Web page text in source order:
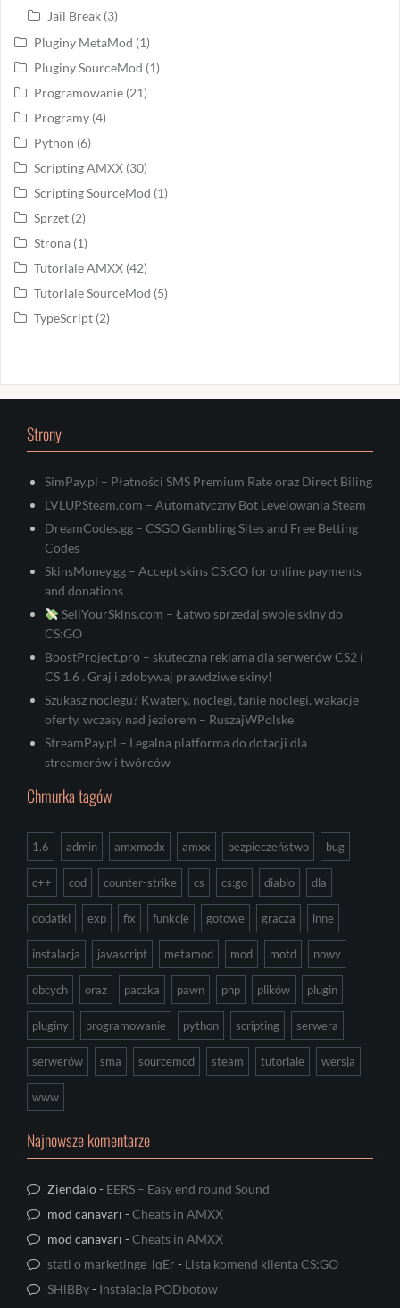
Jail Break (3)
Pluginy MetaMod (1)
Pluginy SourceMod (1)
Programowanie (21)
Programy (4)
Python (6)
Scripting AMXX (30)
Scripting SourceMod (1)
Sprzęt (2)
Strona (1)
Tutoriale AMXX (42)
Tutoriale SourceMod (5)
TypeScript (2)
Strony
SimPay.pl – Płatności SMS Premium Rate oraz Direct Biling
LVLUPSteam.com – Automatyczny Bot Levelowania Steam
DreamCodes.gg – CSGO Gambling Sites and Free Betting
Codes
SkinsMoney.gg – Accept skins CS:GO for online payments
and donations
SellYourSkins.com – Łatwo sprzedaj swoje skiny do
CS:GO
BoostProject.pro – skuteczna reklama dla serwerów CS2 i
CS 1.6 . Graj i zdobywaj prawdziwe skiny!
Szukasz noclegu? Kwatery, noclegi, tanie noclegi, wakacje
oferty, wczasy nad jeziorem – RuszajWPolske
StreamPay.pl – Legalna platforma do dotacji dla
streamerów i twórców
Chmurka tagów
1.6 admin amxmodx amxx bezpieczeństwo bug
c++ cod counter-strike cs cs:go diablo dla
dodatki exp fix funkcje gotowe gracza inne
instalacja javascript metamod mod motd nowy
obcych oraz paczka pawn php plików plugin
pluginy programowanie python scripting serwera
serwerów sma sourcemod steam tutoriale wersja
www
Najnowsze komentarze
Ziendalo- EERS – Easy end round Sound
mod canavarı -Cheats in AMXX
mod canavarı -Cheats in AMXX
stati o marketinge_lqEr - Lista komend klienta CS:GO
SHiBBy- Instalacja PODbotow